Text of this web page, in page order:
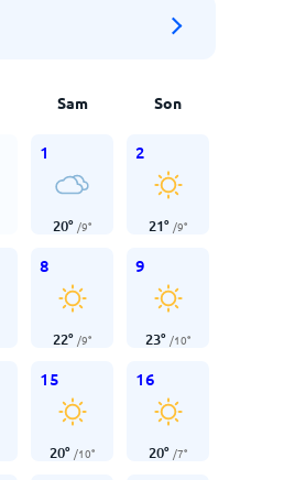
Sam Son
1
20° /9°
2
21° /9°
8
22° /9°
9
23° /10°
15
20° /10°
16
20° /7°